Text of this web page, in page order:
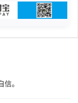
。